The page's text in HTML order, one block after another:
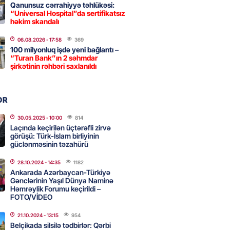
- 18:00 156
görə rüşvət alan vəzifəli
məhkəməsi BAŞLAYIR
- 17:45
şənliyində yaralanan rus
– VİDEO
- 17:30 272
qadının milyonluq mirası ilə
546 min manatı 20
Qanunsuz cərrahiyyə təhlükəsi:
“Universal Hospital”da sertifikatsız
həkim skandalı
06.08.2026- 17:58 369
100 milyonluq işdə yeni bağlantı –
“Turan Bank”ın 2 səhmdar
şirkətinin rəhbəri saxlanıldı
30.05.2025- 10:00 814
Laçında keçirilən üçtərəfli zirvə
görüşü: Türk-İslam birliyinin
güclənməsinin təzahürü
28.10.2024- 14:35 1182
Ankarada Azərbaycan-Türkiyə
Gənclərinin Yaşıl Dünya Naminə
Həmrəylik Forumu keçirildi –
FOTO/VİDEO
21.10.2024- 13:15 954
Belçikada silsilə tədbirlər: Qərbi